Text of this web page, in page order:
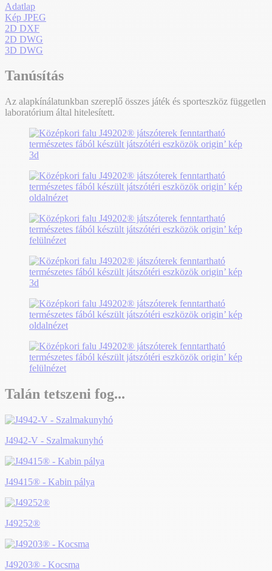
Adatlap
Kép JPEG
2D DXF
2D DWG
3D DWG
Tanúsítás
Az alapkínálatunkban szereplő összes játék és sporteszköz független
laboratórium által hitelesített.
Talán tetszeni fog...
J4942-V - Szalmakunyhó
J49415® - Kabin pálya
J49252®
J49203® - Kocsma